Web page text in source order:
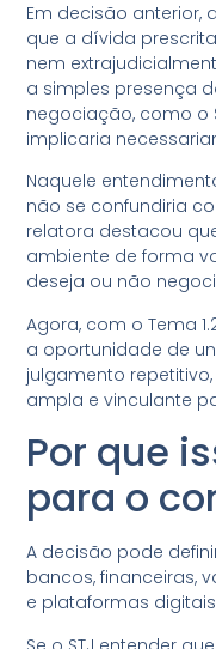
Em decisão anterior,
que a dívida
nem
a simples presença
negociação, como o
implicaria
Naquele
não se confundiria
relatora destacou
ambiente de forma
deseja ou não
Agora, com o Tema
a oportunidade de
julgamento
ampla e vinculante
Por que
para o
A decisão pode
bancos, financeiras,
e plataformas